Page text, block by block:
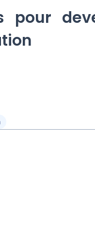
pour